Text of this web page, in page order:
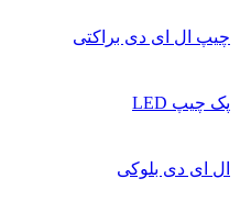
چیپ ال ای دی براکتی
پک چیپ LED
ال ای دی بلوکی